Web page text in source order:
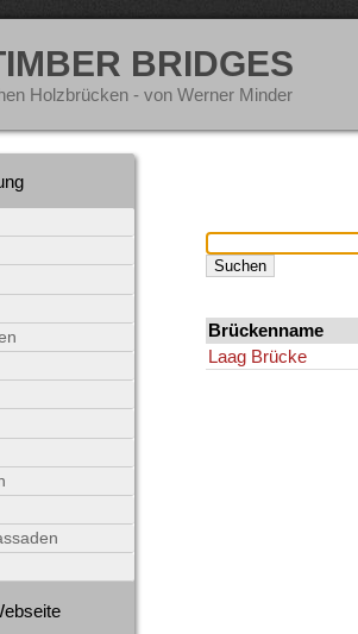
BRIDGES
Holzbrücken - von Werner Minder
Brückenname
Laag Brücke